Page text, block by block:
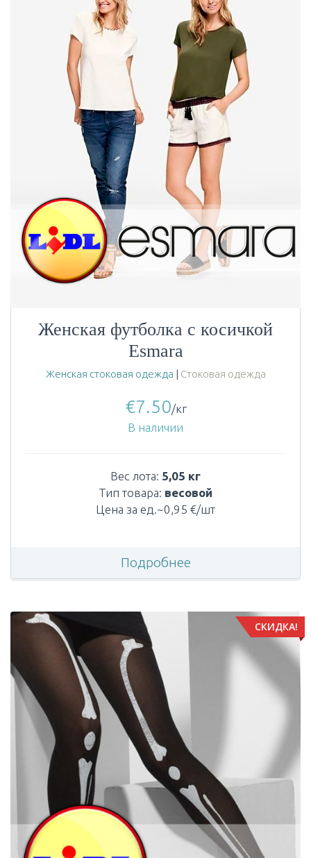
Женская футболка с косичкой
Esmara
Женская стоковая одежда | Стоковая одежда
€7.50/кг
В наличии
Вес лота: 5,05 кг
Тип товара: весовой
Цена за ед.~0,95 €/шт
Подробнее
СКИДКА!